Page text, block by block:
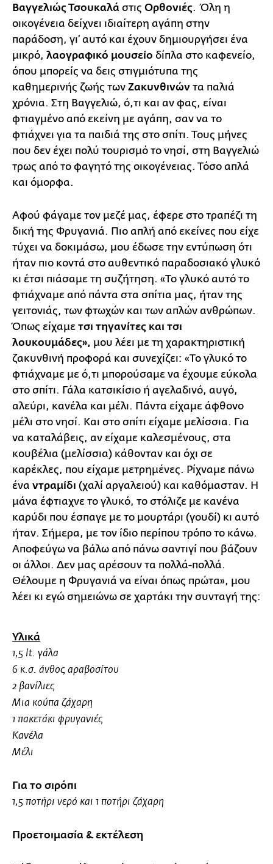
Βαγγελιώς Τσουκαλά στις Ορθονιές. Όλη η
οικογένεια δείχνει ιδιαίτερη αγάπη στην
παράδοση, γι’ αυτό και έχουν δημιουργήσει ένα
μικρό, λαογραφικό μουσείο δίπλα στο καφενείο,
όπου μπορείς να δεις στιγμιότυπα της
καθημερινής ζωής των Ζακυνθινών τα παλιά
χρόνια. Στη Βαγγελιώ, ό,τι και αν φας, είναι
φτιαγμένο από εκείνη με αγάπη, σαν να το
φτιάχνει για τα παιδιά της στο σπίτι. Τους μήνες
που δεν έχει πολύ τουρισμό το νησί, στη Βαγγελιώ
τρως από το φαγητό της οικογένειας. Τόσο απλά
και όμορφα.
Αφού φάγαμε τον μεζέ μας, έφερε στο τραπέζι τη
δική της Φρυγανιά. Πιο απλή από εκείνες που είχε
τύχει να δοκιμάσω, μου έδωσε την εντύπωση ότι
ήταν πιο κοντά στο αυθεντικό παραδοσιακό γλυκό
κι έτσι πιάσαμε τη συζήτηση. «Το γλυκό αυτό το
φτιάχναμε από πάντα στα σπίτια μας, ήταν της
γειτονιάς, των φτωχών και των απλών ανθρώπων.
Όπως είχαμε τσι τηγανίτες και τσι
λουκουμάδες», μου λέει με τη χαρακτηριστική
ζακυνθινή προφορά και συνεχίζει: «Το γλυκό το
φτιάχναμε με ό,τι μπορούσαμε να έχουμε εύκολα
στο σπίτι. Γάλα κατσικίσιο ή αγελαδινό, αυγό,
αλεύρι, κανέλα και μέλι. Πάντα είχαμε άφθονο
μέλι στο νησί. Και στο σπίτι είχαμε μελίσσια. Για
να καταλάβεις, αν είχαμε καλεσμένους, στα
κουβέλια (μελίσσια) κάθονταν και όχι σε
καρέκλες, που είχαμε μετρημένες. Ρίχναμε πάνω
ένα ντραμίδι (χαλί αργαλειού) και καθόμασταν. Η
μάνα έφτιαχνε το γλυκό, το στόλιζε με κανένα
καρύδι που έσπαγε με το μουρτάρι (γουδί) κι αυτό
ήταν. Σήμερα, με τον ίδιο περίπου τρόπο το κάνω.
Αποφεύγω να βάλω από πάνω σαντιγί που βάζουν
οι άλλοι. Δεν μας αρέσουν τα πολλά-πολλά.
Θέλουμε η Φρυγανιά να είναι όπως πρώτα», μου
λέει κι εγώ σημειώνω σε χαρτάκι την συνταγή της:
Υλικά
1,5 lt. γάλα
6 κ.σ. άνθος αραβοσίτου
2 βανίλιες
Μια κούπα ζάχαρη
1 πακετάκι φρυγανιές
Κανέλα
Μέλι
Για το σιρόπι
1,5 ποτήρι νερό και 1 ποτήρι ζάχαρη
Προετοιμασία & εκτέλεση